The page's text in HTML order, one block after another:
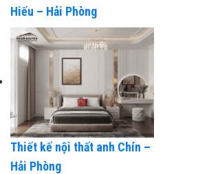
Hiếu – Hải Phòng
Thiết kế nội thất anh Chín –
Hải Phòng